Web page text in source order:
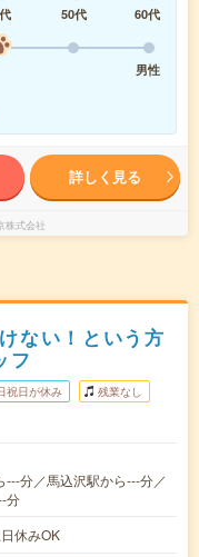
50代
60代
男性
詳しく見る
株式会社
ない！という方
フ
祝日が休み 残業なし
分／馬込沢駅から---分／
分
休みOK